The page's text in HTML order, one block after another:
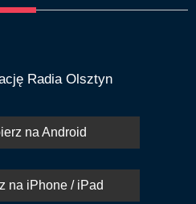
Radia Olsztyn
na Android
na iPhone / iPad